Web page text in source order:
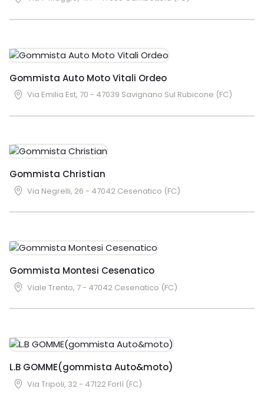
Gommista Auto Moto Vitali Ordeo
Via Emilia Est, 70 - 47039 Savignano Sul Rubicone (FC)
Gommista Christian
Via Negrelli, 26 - 47042 Cesenatico (FC)
Gommista Montesi Cesenatico
Viale Trento, 7 - 47042 Cesenatico (FC)
L.B GOMME(gommista Auto&moto)
Via Tripoli, 32 - 47122 Forlì (FC)